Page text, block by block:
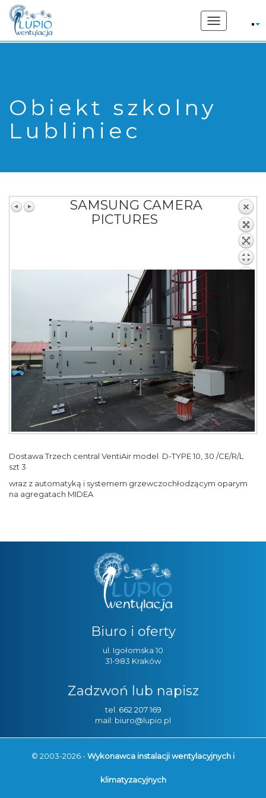
Toggle
navigation
Obiekt szkolny
Lubliniec
SAMSUNG CAMERA
PICTURES
Dostawa Trzech central VentiAir model D-TYPE 10, 30 /CE/R/L
szt 3
wraz z automatyką i systemem grzewczochłodzącym oparym
na agregatach MIDEA
Biuro i oferty
ul. Igołomska 10
31-983 Kraków
Zadzwoń lub napisz
tel. 662 207 169
mail: biuro@lupio.pl
© 2003-2026 -Wykonawca instalacji wentylacyjnych i
klimatyzacyjnych